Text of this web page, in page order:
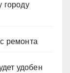
городу
ремонта
удобен